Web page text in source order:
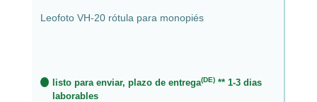
Leofoto VH-20 rótula para monopiés
listo para enviar, plazo de entrega(DE) ** 1-3 dias
laborables